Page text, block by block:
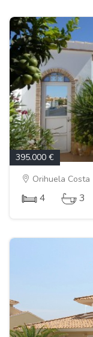
395.000 €
Orihuela Costa
4 3